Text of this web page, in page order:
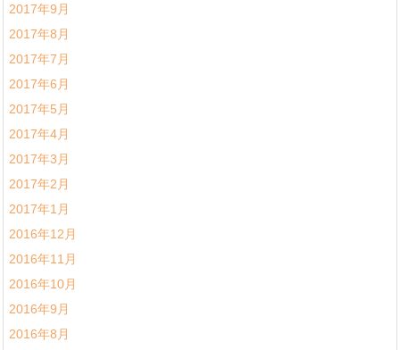
2017年9月
2017年8月
2017年7月
2017年6月
2017年5月
2017年4月
2017年3月
2017年2月
2017年1月
2016年12月
2016年11月
2016年10月
2016年9月
2016年8月